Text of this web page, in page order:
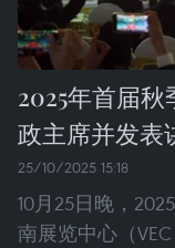
2025年首届
政主席并发表
25/10/2025 15:18
10月25日晚，
南展览中心（